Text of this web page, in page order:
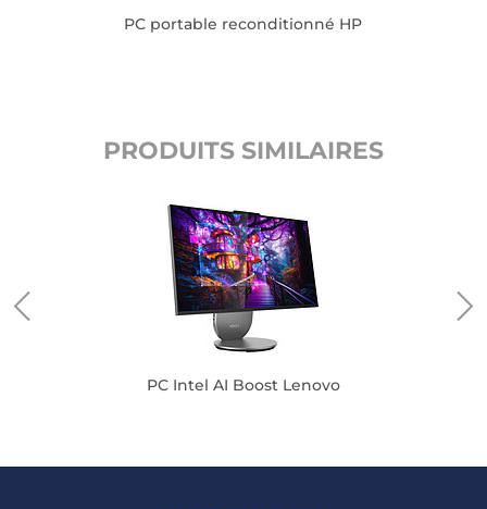
PC portable reconditionné HP
PRODUITS SIMILAIRES
PC Intel AI Boost Lenovo